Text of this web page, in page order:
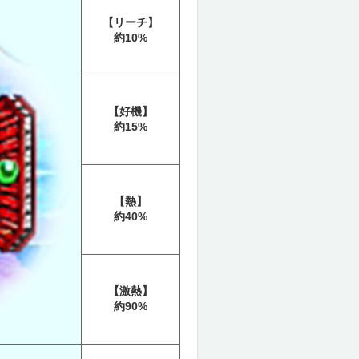
【リーチ】
約10%
【好機】
約15%
【熱】
約40%
【激熱】
約90%